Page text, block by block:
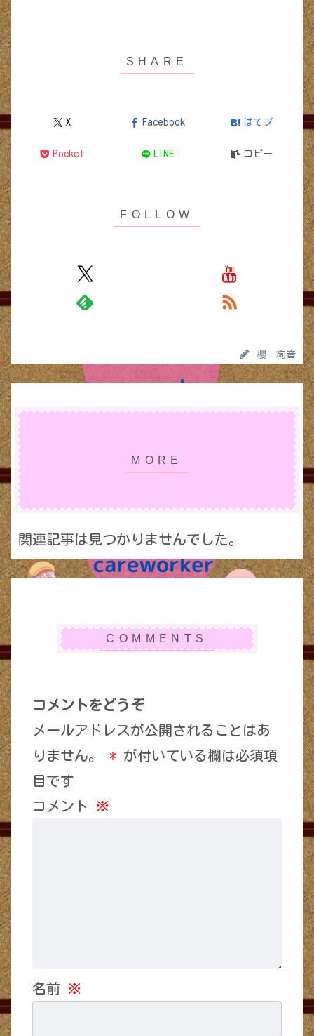
X Facebook はてブ
Pocket LINE コピー
櫻 絢音
関連記事は見つかりませんでした。
コメントをどうぞ
メールアドレスが公開されることはあ
りません。
* が付いている欄は必須項
目です
コメント ※
名前 ※